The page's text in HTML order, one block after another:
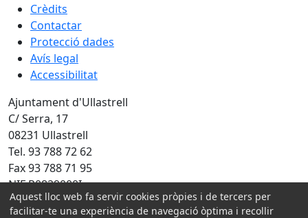
Crèdits
Contactar
Protecció dades
Avís legal
Accessibilitat
Ajuntament d'Ullastrell
C/ Serra, 17
08231 Ullastrell
Tel. 93 788 72 62
Fax 93 788 71 95
NIF P0829000I
Amb la col·laboració de:
Aquest lloc web fa servir cookies pròpies i de tercers per
facilitar-te una experiència de navegació òptima i recollir